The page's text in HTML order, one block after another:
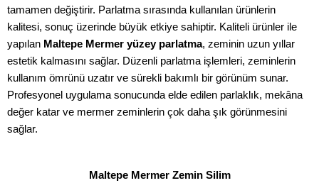
tamamen değiştirir. Parlatma sırasında kullanılan ürünlerin
kalitesi, sonuç üzerinde büyük etkiye sahiptir. Kaliteli ürünler ile
yapılan Maltepe Mermer yüzey parlatma, zeminin uzun yıllar
estetik kalmasını sağlar. Düzenli parlatma işlemleri, zeminlerin
kullanım ömrünü uzatır ve sürekli bakımlı bir görünüm sunar.
Profesyonel uygulama sonucunda elde edilen parlaklık, mekâna
değer katar ve mermer zeminlerin çok daha şık görünmesini
sağlar.
Maltepe Mermer Zemin Silim